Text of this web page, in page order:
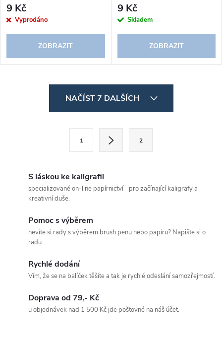
9 Kč
Vyprodáno
ZOBRAZIT
9 Kč
Skladem
ZOBRAZIT
NAČÍST 7 DALŠÍCH
1 2
S láskou ke kaligrafii
specializované on-line papírnictví pro začínající kaligrafy a
kreativní duše.
Pomoc s výběrem
nevíte si rady s výběrem brush penu nebo papíru? Napište si o
radu.
Rychlé dodání
Vím, že se na balíček těšíte a tak je rychlé odeslání samozřejmostí.
Doprava od 79,- Kč
u objednávek nad 1 500 Kč jde poštovné na náš účet.